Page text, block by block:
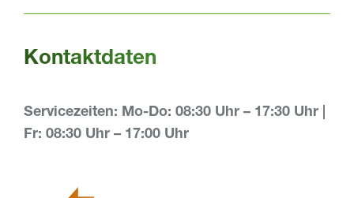
Kontaktdaten
Servicezeiten: Mo-Do: 08:30 Uhr – 17:30 Uhr |
Fr: 08:30 Uhr – 17:00 Uhr